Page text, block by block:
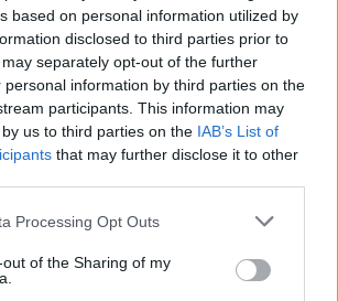
based on personal information utilized by
disclosed to third parties prior to
separately opt-out of the further
personal information by third parties on the
participants. This information may
us to third parties on the IAB’s List of
that may further disclose it to other
Processing Opt Outs
of the Sharing of my